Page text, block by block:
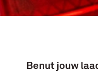
Benut jouw